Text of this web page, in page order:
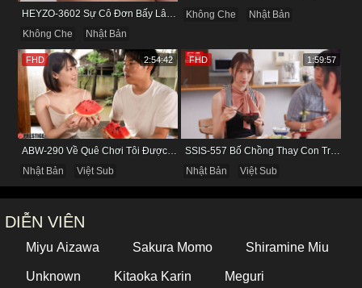
Không Che
Nhật Bản
Không Che
Nhật Bản
Nhật Bản
Việt Sub
FHD 2:54:42
SSIS-557 Bố Chồng Thay Con Trai Bị Liệt Dương Chăm Sóc Con Dâu
Nhật Bản
Việt Sub
FHD 1:59:57
DIỄN VIÊN
Miyu Aizawa Sakura Momo Shiramine Miu
Unknown Kitaoka Karin Meguri